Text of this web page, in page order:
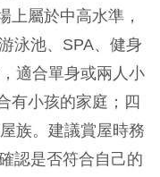
上屬於中高水準，
泳池、SPA、健身
適合單身或兩人小
有小孩的家庭；四
族。建議賞屋時務
認是否符合自己的